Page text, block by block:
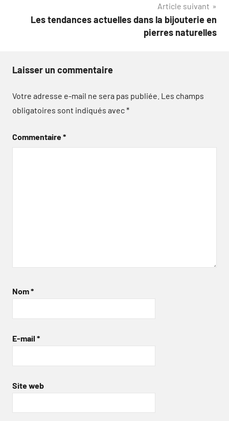
Article suivant
Les tendances actuelles dans la bijouterie en
pierres naturelles
Laisser un commentaire
Votre adresse e-mail ne sera pas publiée. Les champs
obligatoires sont indiqués avec*
Commentaire*
Nom*
E-mail *
Site web